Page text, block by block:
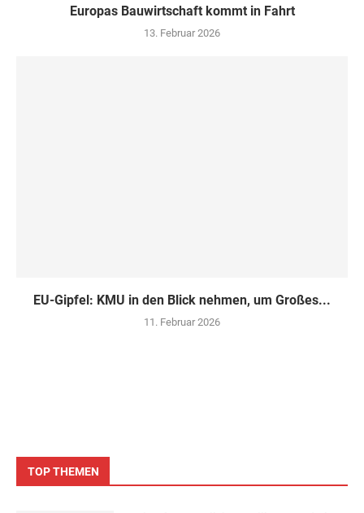
Europas Bauwirtschaft kommt in Fahrt
13. Februar 2026
EU-Gipfel: KMU in den Blick nehmen, um Großes...
11. Februar 2026
TOP THEMEN